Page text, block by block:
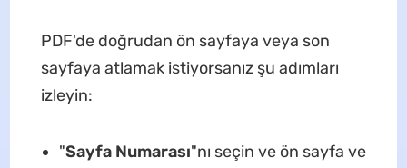
PDF'de doğrudan ön sayfaya veya son
sayfaya atlamak istiyorsanız şu adımları
izleyin:
"Sayfa Numarası"nı seçin ve ön sayfa ve